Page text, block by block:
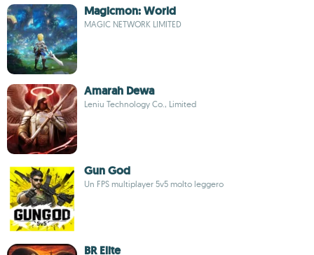
Magicmon: World
MAGIC NETWORK LIMITED
Amarah Dewa
Leniu Technology Co., Limited
Gun God
Un FPS multiplayer 5v5 molto leggero
BR Elite